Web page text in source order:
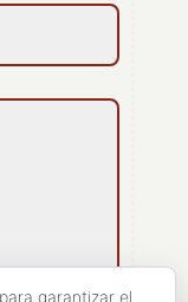
garantizar el